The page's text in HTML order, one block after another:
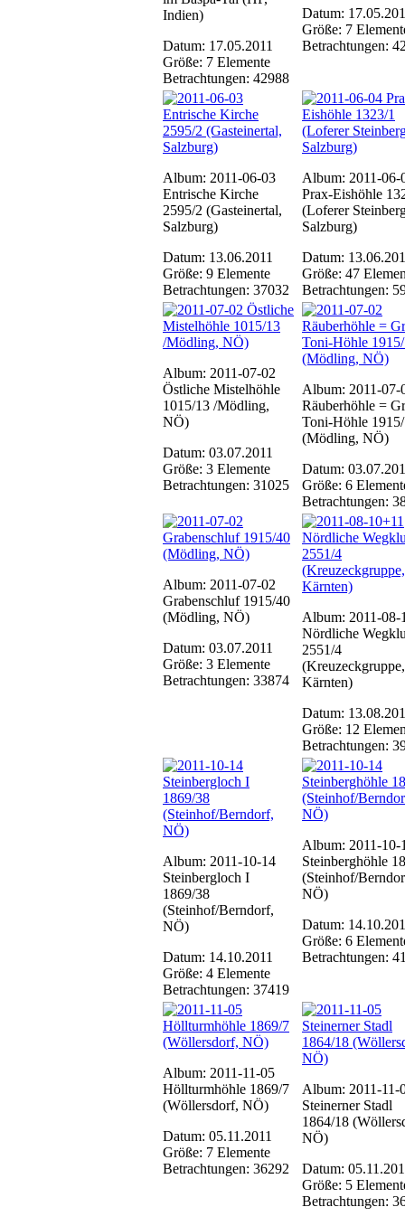
Indien)
Datum: 17.05.2011
Größe: 7 Elemente
Betrachtungen: 42988
Datum:
Größe: 7
Betrachtungen:
Album: 2011-06-03
Entrische Kirche
2595/2 (Gasteinertal,
Salzburg)
Datum: 13.06.2011
Größe: 9 Elemente
Betrachtungen: 37032
Album: 2011-06-
Prax-Eishöhle
(Loferer
Salzburg)
Datum:
Größe: 47
Betrachtungen:
Album: 2011-07-02
Östliche Mistelhöhle
1015/13 /Mödling,
NÖ)
Datum: 03.07.2011
Größe: 3 Elemente
Betrachtungen: 31025
Album: 2011-07-
Räuberhöhle =
Toni-Höhle
(Mödling, NÖ)
Datum:
Größe: 6
Betrachtungen:
Album: 2011-07-02
Grabenschluf 1915/40
(Mödling, NÖ)
Datum: 03.07.2011
Größe: 3 Elemente
Betrachtungen: 33874
Album: 2011-08-
Nördliche
2551/4
(Kreuzeckgruppe,
Kärnten)
Datum:
Größe: 12
Betrachtungen:
Album: 2011-10-14
Steinbergloch I
1869/38
(Steinhof/Berndorf,
NÖ)
Datum: 14.10.2011
Größe: 4 Elemente
Betrachtungen: 37419
Album: 2011-10-
Steinberghöhle
(Steinhof/
NÖ)
Datum:
Größe: 6
Betrachtungen:
Album: 2011-11-05
Höllturmhöhle 1869/7
(Wöllersdorf, NÖ)
Datum: 05.11.2011
Größe: 7 Elemente
Betrachtungen: 36292
Album: 2011-11-
Steinerner Stadl
1864/18
NÖ)
Datum:
Größe: 5
Betrachtungen: